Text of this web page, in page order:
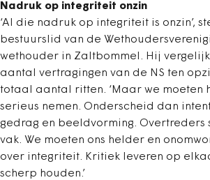
Nadruk op integriteit onzin
‘Al die nadruk op integriteit is onzin’,
bestuurslid van de
wethouder in Zaltbommel. Hij
aantal vertragingen van de NS ten
totaal aantal ritten. ‘Maar we moeten
serieus nemen. Onderscheid dan
gedrag en beeldvorming. Overtreders
vak. We moeten ons helder en
over integriteit. Kritiek leveren op
scherp houden.’